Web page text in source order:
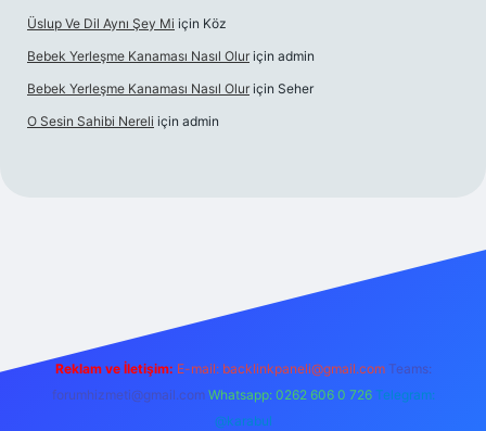
Üslup Ve Dil Aynı Şey Mi için Köz
Bebek Yerleşme Kanaması Nasıl Olur için admin
Bebek Yerleşme Kanaması Nasıl Olur için Seher
O Sesin Sahibi Nereli için admin
Reklam ve İletişim: E-mail: backlinkpaneli@gmail.com Teams:
forumhizmeti@gmail.com Whatsapp: 0262 606 0 726 Telegram:
@karabul